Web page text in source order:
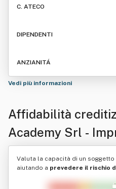
C. ATECO
DIPENDENTI
ANZIANITÁ
Vedi più informazioni
Affidabilità
Academy Srl -
Valuta la capacità di un
aiutando a prevedere il rischio